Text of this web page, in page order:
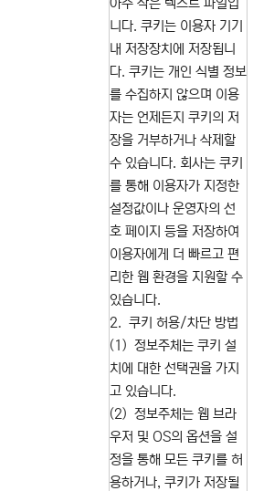
아주 작은 텍스트 파일입
니다. 쿠키는 이용자 기기
내 저장장치에 저장됩니
다. 쿠키는 개인 식별 정보
를 수집하지 않으며 이용
자는 언제든지 쿠키의 저
장을 거부하거나 삭제할
수 있습니다. 회사는 쿠키
를 통해 이용자가 지정한
설정값이나 운영자의 선
호 페이지 등을 저장하여
이용자에게 더 빠르고 편
리한 웹 환경을 지원할 수
있습니다.
2. 쿠키 허용/차단 방법
(1) 정보주체는 쿠키 설
치에 대한 선택권을 가지
고 있습니다.
(2) 정보주체는 웹 브라
우저 및 OS의 옵션을 설
정을 통해 모든 쿠키를 허
용하거나, 쿠키가 저장될